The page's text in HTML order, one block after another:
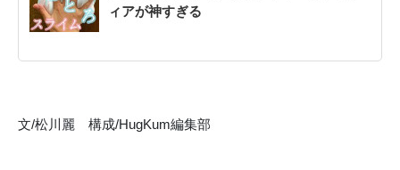
ィアが神すぎる
文/松川麗 構成/HugKum編集部